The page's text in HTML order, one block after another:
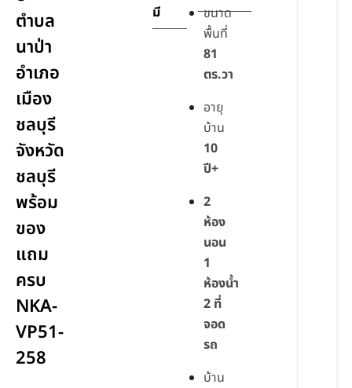
ตำบล
นาป่า
อำเภอ
เมือง
ชลบุรี
จังหวัด
ชลบุรี
พร้อม
ของ
แถม
ครบ
NKA-
VP51-
258
มี
ขนาด
พื้นที่
81
ตร.วา
อายุ
บ้าน
10
ปี+
2
ห้อง
นอน
1
ห้องน้ำ
2 ที่
จอด
รถ
บ้าน